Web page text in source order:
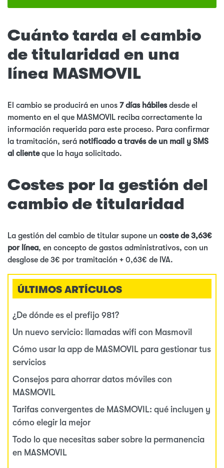
Cuánto tarda el cambio
de titularidad en una
línea MASMOVIL
El cambio se producirá en unos 7 días hábilesdesde el
momento en el que MASMOVIL reciba correctamente la
información requerida para este proceso. Para confirmar
la tramitación, será notificado a través de un mail y SMS
al clienteque la haya solicitado.
Costes por la gestión del
cambio de titularidad
La gestión del cambio de titular supone un coste de 3,63€
por línea, en concepto de gastos administrativos, con un
desglose de 3€ por tramitación + 0,63€ de IVA.
ÚLTIMOS ARTÍCULOS
¿De dónde es el prefijo 981?
Un nuevo servicio: llamadas wifi con Masmovil
Cómo usar la app de MASMOVIL para gestionar tus
servicios
Consejos para ahorrar datos móviles con
MASMOVIL
Tarifas convergentes de MASMOVIL: qué incluyen y
cómo elegir la mejor
Todo lo que necesitas saber sobre la permanencia
en MASMOVIL